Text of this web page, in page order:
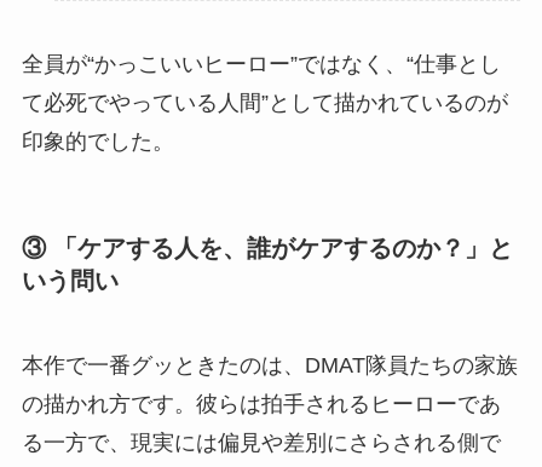
全員が“かっこいいヒーロー”ではなく、“仕事とし
て必死でやっている人間”として描かれているのが
印象的でした。
③ 「ケアする人を、誰がケアするのか？」と
いう問い
本作で一番グッときたのは、DMAT隊員たちの家族
の描かれ方です。彼らは拍手されるヒーローであ
る一方で、現実には偏見や差別にさらされる側で